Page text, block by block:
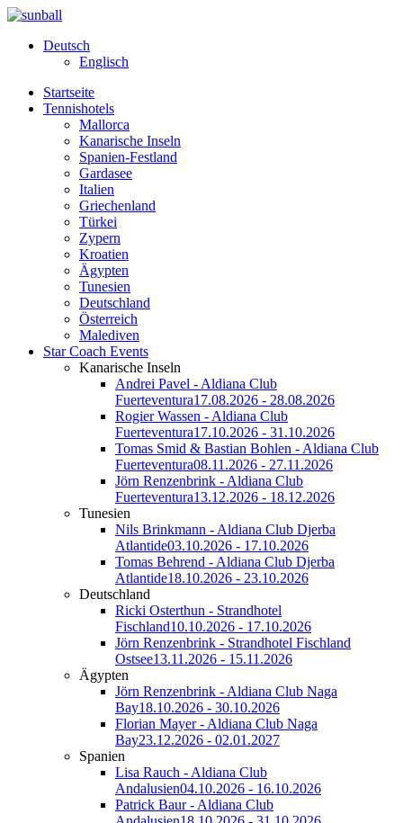
Deutsch
Englisch
Startseite
Tennishotels
Mallorca
Kanarische Inseln
Spanien-Festland
Gardasee
Italien
Griechenland
Türkei
Zypern
Kroatien
Ägypten
Tunesien
Deutschland
Österreich
Malediven
Star Coach Events
Kanarische Inseln
Andrei Pavel - Aldiana Club
Fuerteventura17.08.2026 - 28.08.2026
Rogier Wassen - Aldiana Club
Fuerteventura17.10.2026 - 31.10.2026
Tomas Smid & Bastian Bohlen - Aldiana Club
Fuerteventura08.11.2026 - 27.11.2026
Jörn Renzenbrink - Aldiana Club
Fuerteventura13.12.2026 - 18.12.2026
Tunesien
Nils Brinkmann - Aldiana Club Djerba
Atlantide03.10.2026 - 17.10.2026
Tomas Behrend - Aldiana Club Djerba
Atlantide18.10.2026 - 23.10.2026
Deutschland
Ricki Osterthun - Strandhotel
Fischland10.10.2026 - 17.10.2026
Jörn Renzenbrink - Strandhotel Fischland
Ostsee13.11.2026 - 15.11.2026
Ägypten
Jörn Renzenbrink - Aldiana Club Naga
Bay18.10.2026 - 30.10.2026
Florian Mayer - Aldiana Club Naga
Bay23.12.2026 - 02.01.2027
Spanien
Lisa Rauch - Aldiana Club
Andalusien04.10.2026 - 16.10.2026
Patrick Baur - Aldiana Club